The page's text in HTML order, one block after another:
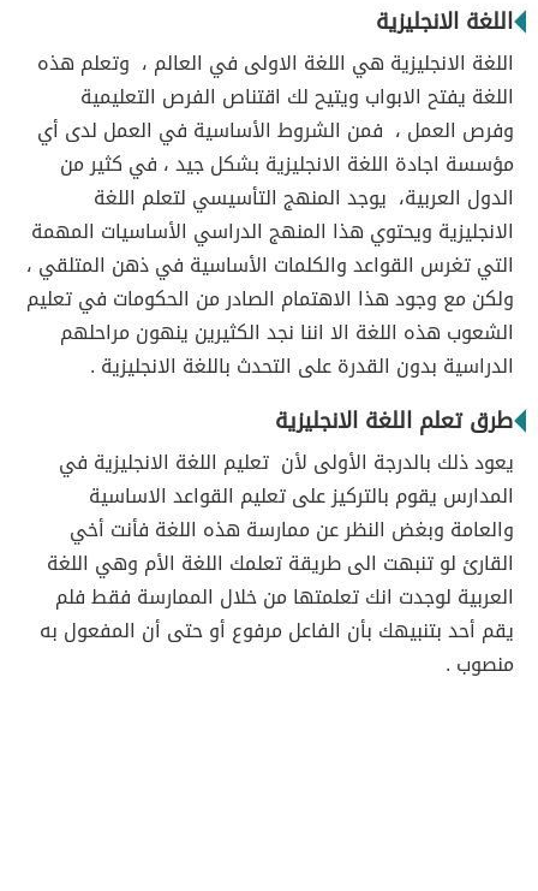
اللغة الانجليزية
اللغة الانجليزية هي اللغة الاولى في العالم ، وتعلم هذه
اللغة يفتح الابواب ويتيح لك اقتناص الفرص التعليمية
وفرص العمل ، فمن الشروط الأساسية في العمل لدى أي
مؤسسة اجادة اللغة الانجليزية بشكل جيد ، في كثير من
الدول العربية، يوجد المنهج التأسيسي لتعلم اللغة
الانجليزية ويحتوي هذا المنهج الدراسي الأساسيات المهمة
التي تغرس القواعد والكلمات الأساسية في ذهن المتلقي ،
ولكن مع وجود هذا الاهتمام الصادر من الحكومات في تعليم
الشعوب هذه اللغة الا اننا نجد الكثيرين ينهون مراحلهم
الدراسية بدون القدرة على التحدث باللغة الانجليزية .
طرق تعلم اللغة الانجليزية
يعود ذلك بالدرجة الأولى لأن تعليم اللغة الانجليزية في
المدارس يقوم بالتركيز على تعليم القواعد الاساسية
والعامة وبغض النظر عن ممارسة هذه اللغة فأنت أخي
القارئ لو تنبهت الى طريقة تعلمك اللغة الأم وهي اللغة
العربية لوجدت انك تعلمتها من خلال الممارسة فقط فلم
يقم أحد بتنبيهك بأن الفاعل مرفوع أو حتى أن المفعول به
منصوب .